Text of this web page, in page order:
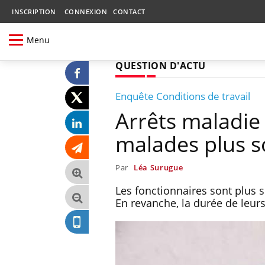
INSCRIPTION CONNEXION CONTACT
Menu
QUESTION D'ACTU
Enquête Conditions de travail
Arrêts
malades plus
Par Léa Surugue
Les fonctionnaires sont plus
En revanche, la durée de